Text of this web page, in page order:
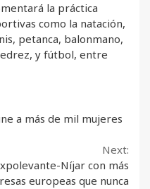
la práctica
como la natación,
petanca, balonmano,
y fútbol, entre
a más de mil mujeres
Next:
Níjar con más
europeas que nunca